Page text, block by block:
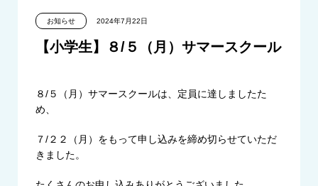
お知らせ 2024年7月22日
【小学生】８/５（月）サマースクール
８/５（月）サマースクールは、定員に達しましたた
め、
７/２２（月）をもって申し込みを締め切らせていただ
きました。